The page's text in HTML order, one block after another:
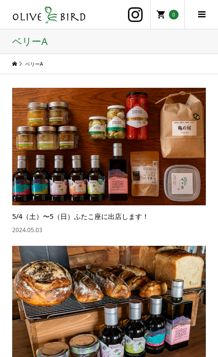
0
ベリーA
ベリーA
5/4（土）〜5（日）ふたこ座に出店します！
2024.05.03